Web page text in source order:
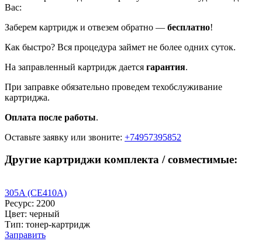
Вас:
Заберем картридж и отвезем обратно — бесплатно!
Как быстро? Вся процедура займет не более одних суток.
На заправленный картридж дается гарантия.
При заправке обязательно проведем техобслуживание
картриджа.
Оплата после работы.
Оставьте заявку или звоните: +74957395852
Другие картриджи комплекта / совместимые:
305A (CE410A)
Ресурс: 2200
Цвет: черный
Тип: тонер-картридж
Заправить